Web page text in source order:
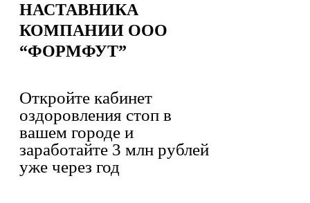
НАСТАВНИКА
КОМПАНИИ ООО
“ФОРМФУТ”
Откройте кабинет
оздоровления стоп в
вашем городе и
заработайте 3 млн рублей
уже через год